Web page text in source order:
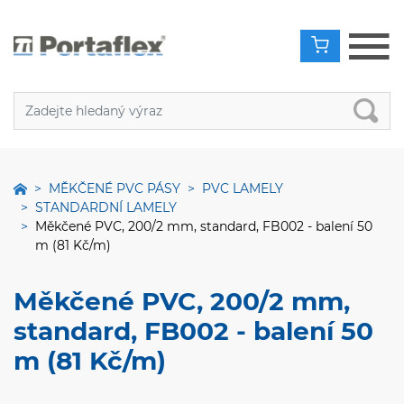
MĚKČENÉ PVC PÁSY
PVC LAMELY
STANDARDNÍ LAMELY
Měkčené PVC, 200/2 mm, standard, FB002 - balení 50
m (81 Kč/m)
Měkčené PVC, 200/2 mm,
standard, FB002 - balení 50
m (81 Kč/m)